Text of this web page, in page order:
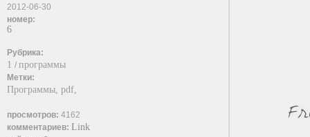
2012-06-30
номер:
6
Рубрика:
1 / программы
Метки:
Программы, pdf,
просмотров: 4162
комментариев: Link